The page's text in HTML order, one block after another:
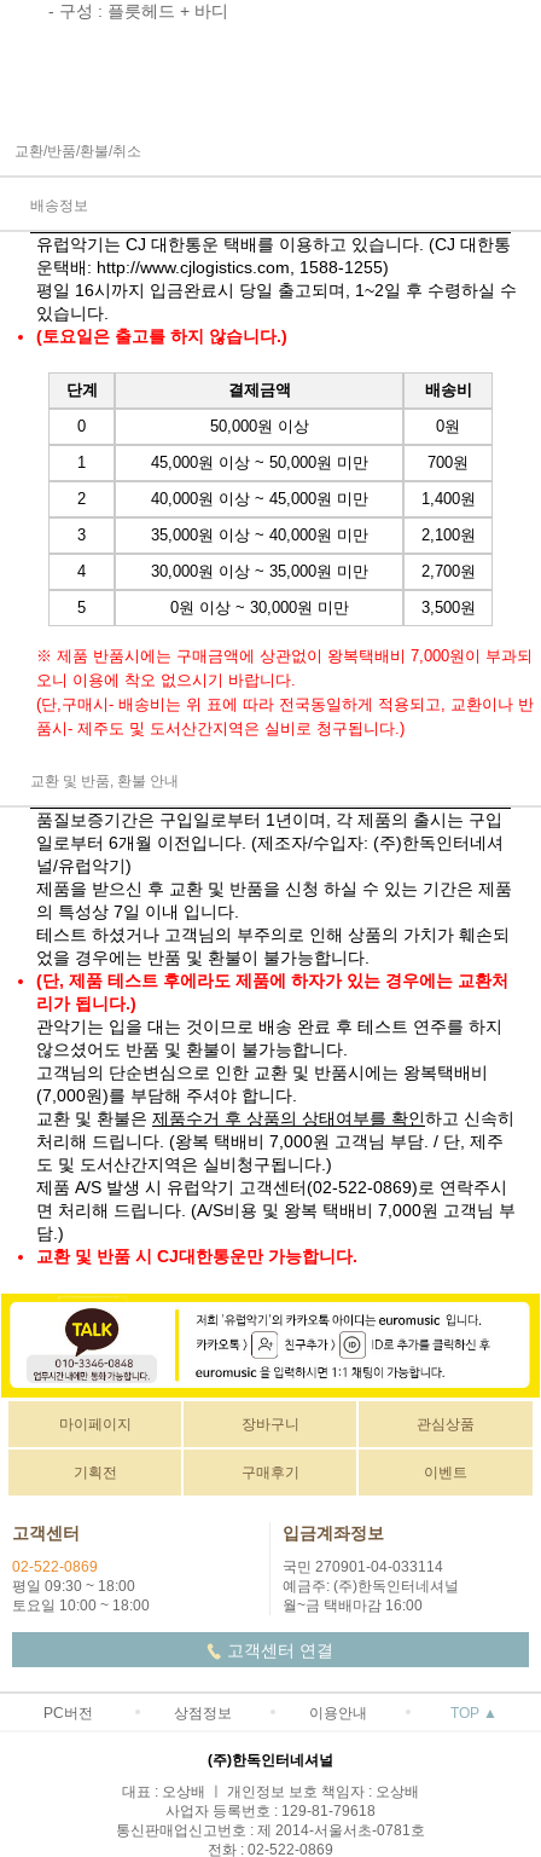
- 구성 : 플릇헤드 + 바디
교환/반품/환불/취소
배송정보
유럽악기는 CJ 대한통운 택배를 이용하고 있습니다. (CJ 대한통
운택배: http://www.cjlogistics.com , 1588-1255)
평일 16시까지 입금완료시 당일 출고되며, 1~2일 후 수령하실 수
있습니다.
(토요일은 출고를 하지 않습니다.)
단계 결제금액
배송비
0
50,000원 이상
0원
1
45,000원 이상 ~ 50,000원 미만
700원
2
40,000원 이상 ~ 45,000원 미만
1,400원
3
35,000원 이상 ~ 40,000원 미만
2,100원
4
30,000원 이상 ~ 35,000원 미만
2,700원
5
0원 이상 ~ 30,000원 미만 3,500원
※ 제품 반품시에는 구매금액에 상관없이 왕복택배비 7,000원이 부과되
오니 이용에 착오 없으시기 바랍니다.
(단,구매시- 배송비는 위 표에 따라 전국동일하게 적용되고, 교환이나 반
품시- 제주도 및 도서산간지역은 실비로 청구됩니다.)
교환 및 반품, 환불 안내
품질보증기간은 구입일로부터 1년이며, 각 제품의 출시는 구입
일로부터 6개월 이전입니다. (제조자/수입자: (주)한독인터네셔
널/유럽악기)
제품을 받으신 후 교환 및 반품을 신청 하실 수 있는 기간은 제품
의 특성상 7일 이내 입니다.
테스트 하셨거나 고객님의 부주의로 인해 상품의 가치가 훼손되
었을 경우에는 반품 및 환불이 불가능합니다.
(단, 제품 테스트 후에라도 제품에 하자가 있는 경우에는 교환처
리가 됩니다.)
관악기는 입을 대는 것이므로 배송 완료 후 테스트 연주를 하지
않으셨어도 반품 및 환불이 불가능합니다.
고객님의 단순변심으로 인한 교환 및 반품시에는 왕복택배비
(7,000원)를 부담해 주셔야 합니다.
교환 및 환불은 제품수거 후 상품의 상태여부를 확인하고 신속히
처리해 드립니다. (왕복 택배비 7,000원 고객님 부담. / 단, 제주
도 및 도서산간지역은 실비청구됩니다.)
제품 A/S 발생 시 유럽악기 고객센터(02-522-0869)로 연락주시
면 처리해 드립니다. (A/S비용 및 왕복 택배비 7,000원 고객님 부
담.)
교환 및 반품 시 CJ대한통운만 가능합니다.
마이페이지 장바구니 관심상품
기획전 구매후기 이벤트
고객센터
02-522-0869
평일 09:30 ~ 18:00
토요일 10:00 ~ 18:00
입금계좌정보
국민 270901-04-033114
예금주: (주)한독인터네셔널
월~금 택배마감 16:00
고객센터 연결
PC버전 상점정보 이용안내 TOP ▲
(주)한독인터네셔널
대표 : 오상배 ㅣ 개인정보 보호 책임자 : 오상배
사업자 등록번호 : 129-81-79618
통신판매업신고번호 : 제 2014-서울서초-0781호
전화 : 02-522-0869